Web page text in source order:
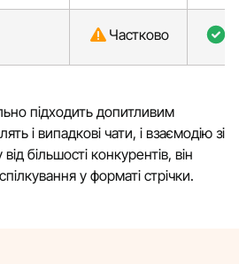
Частково
підходить допитливим
і випадкові чати, і взаємодію зі
більшості конкурентів, він
у форматі стрічки.